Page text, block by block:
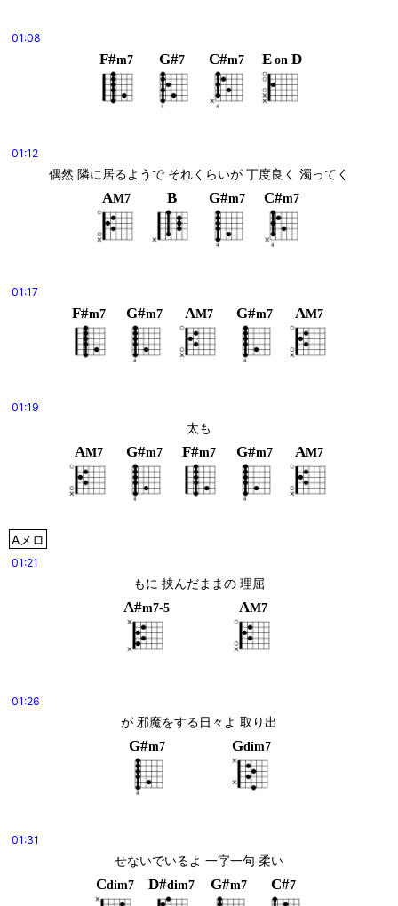
01:08
F#m7 G#7 C#m7 E on D
01:12
偶然 隣に居るようで それくらいが 丁度良く 濁ってく
AM7 B G#m7 C#m7
01:17
F#m7 G#m7 AM7 G#m7 AM7
01:19
太も
AM7 G#m7 F#m7 G#m7 AM7
Aメロ
01:21
もに 挟んだままの 理屈
A#m7-5 AM7
01:26
が 邪魔をする日々よ 取り出
G#m7 Gdim7
01:31
せないでいるよ 一字一句 柔い
Cdim7 D#dim7 G#m7 C#7